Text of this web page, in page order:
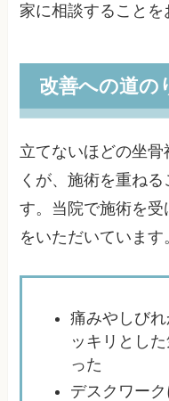
家に相談することを
改善への道の
立てないほどの坐
くが、施術を重ね
す。当院で施術を
をいただいています
痛みやしび
ッキリとし
った
デスクワー